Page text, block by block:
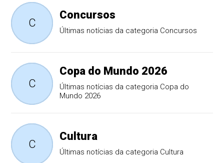
C
Concursos
Últimas notícias da categoria Concursos
C
Copa do Mundo 2026
Últimas notícias da categoria Copa do
Mundo 2026
C
Cultura
Últimas notícias da categoria Cultura